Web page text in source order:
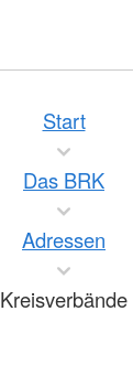
Start
Das BRK
Adressen
Kreisverbände